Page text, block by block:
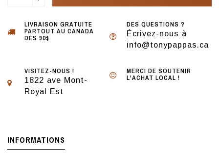
LIVRAISON GRATUITE
PARTOUT AU CANADA
DÈS 90$
DES QUESTIONS ?
Écrivez-nous à
info@tonypappas.ca
VISITEZ-NOUS !
1822 ave Mont-
Royal Est
MERCI DE SOUTENIR
L'ACHAT LOCAL !
INFORMATIONS